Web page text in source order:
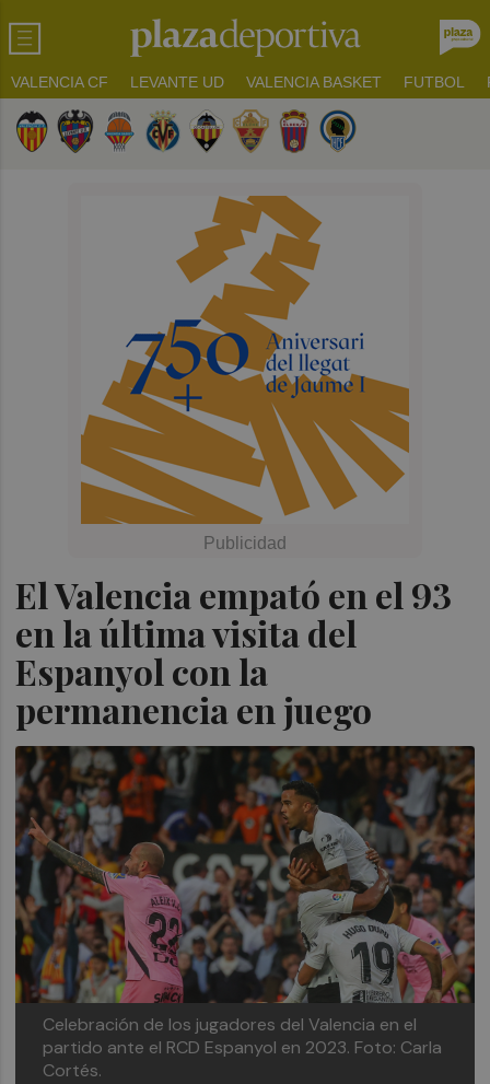
VALENCIA CF LEVANTE UD VALENCIA BASKET FUTBOL
El Valencia empató en el 93
en la última visita del
Espanyol con la
permanencia en juego
Celebración de los jugadores del Valencia en el
partido ante el RCD Espanyol en 2023. Foto: Carla
Cortés.